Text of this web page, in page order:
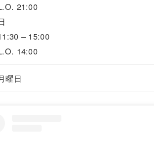
21:00
– 15:00
14:00
曜日